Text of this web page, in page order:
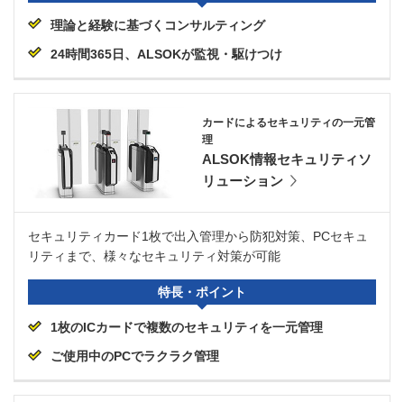
理論と経験に基づくコンサルティング
24時間365日、ALSOKが監視・駆けつけ
カードによるセキュリティの一元管
理
ALSOK情報セキュリティソ
リューション
セキュリティカード1枚で出入管理から防犯対策、PCセキュ
リティまで、様々なセキュリティ対策が可能
特長・ポイント
1枚のICカードで複数のセキュリティを一元管理
ご使用中のPCでラクラク管理